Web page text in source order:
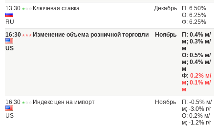
13:30
RU
Ключевая ставка Декабрь
П: 6.50%
О: 6.25%
Ф: 6.25%
16:30
US
Изменение объема розничной торговли Ноябрь
П: 0.4% м/
м; 0.3% м/
м
О: 0.5% м/
м; 0.4% м/
м
Ф: 0.2% м/
м; 0.1% м/
м
16:30
US
Индекс цен на импорт Ноябрь
П: -0.5% м/
м; -3.0% г/г
О: 0.2% м/
м; -1.2% г/г